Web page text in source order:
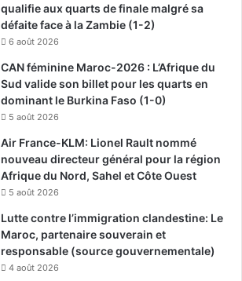
qualifie aux quarts de finale malgré sa
défaite face à la Zambie (1-2)
6 août 2026
CAN féminine Maroc-2026 : L’Afrique du
Sud valide son billet pour les quarts en
dominant le Burkina Faso (1-0)
5 août 2026
Air France-KLM: Lionel Rault nommé
nouveau directeur général pour la région
Afrique du Nord, Sahel et Côte Ouest
5 août 2026
Lutte contre l’immigration clandestine: Le
Maroc, partenaire souverain et
responsable (source gouvernementale)
4 août 2026